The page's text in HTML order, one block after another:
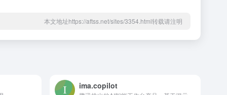
本文地址https://aftss.net/sites/3354.html转载请注明
ima.copilot